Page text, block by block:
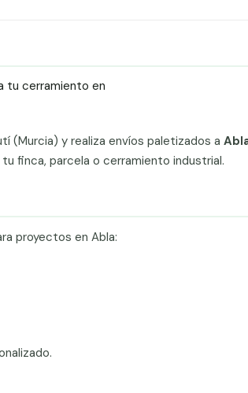
tu cerramiento en
(Murcia) y realiza envíos paletizados a
finca, parcela o cerramiento industrial.
proyectos en Abla: